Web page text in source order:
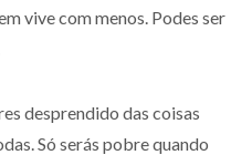
vive com menos. Podes ser
desprendido das coisas
Só serás pobre quando